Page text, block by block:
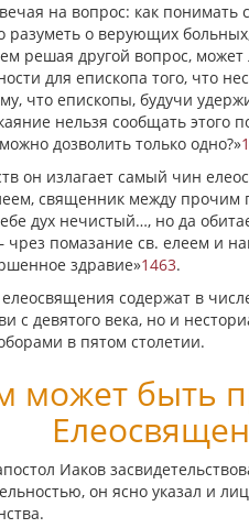
на вопрос: как понимать
разуметь о верующих
решая другой вопрос,
для епископа того, что
что епископы, будучи
нельзя сообщать этого
дозволить только одно?»
он излагает самый чин
священник между
дух нечистый…, но да
чрез помазание св. елеем и
здравие»1463.
содержат в
с девятого века, но и
в пятом столетии.
может быть
Иаков
он ясно указал и